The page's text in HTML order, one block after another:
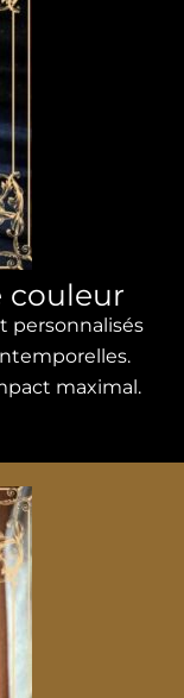
couleur
personnalisés
maximal.